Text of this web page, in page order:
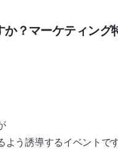
？マーケティング
よう誘導するイベントで